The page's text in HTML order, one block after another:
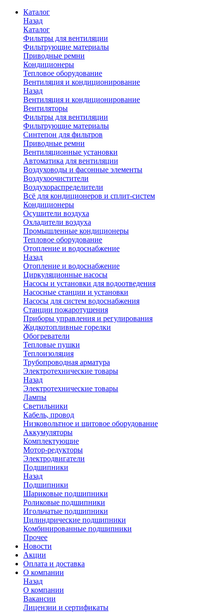
Каталог
Назад
Каталог
Фильтры для вентиляции
Фильтрующие материалы
Приводные ремни
Кондиционеры
Тепловое оборудование
Вентиляция и кондиционирование
Назад
Вентиляция и кондиционирование
Вентиляторы
Фильтры для вентиляции
Фильтрующие материалы
Синтепон для фильтров
Приводные ремни
Вентиляционные установки
Автоматика для вентиляции
Воздуховоды и фасонные элементы
Воздухоочистители
Воздухораспределители
Всё для кондиционеров и сплит-систем
Кондиционеры
Осушители воздуха
Охладители воздуха
Промышленные кондиционеры
Тепловое оборудование
Отопление и водоснабжение
Назад
Отопление и водоснабжение
Циркуляционные насосы
Насосы и установки для водоотведения
Насосные станции и установки
Насосы для систем водоснабжения
Станции пожаротушения
Приборы управления и регулирования
Жидкотопливные горелки
Обогреватели
Тепловые пушки
Теплоизоляция
Трубопроводная арматура
Электротехнические товары
Назад
Электротехнические товары
Лампы
Светильники
Кабель, провод
Низковольтное и щитовое оборудование
Аккумуляторы
Комплектующие
Мотор-редукторы
Электродвигатели
Подшипники
Назад
Подшипники
Шариковые подшипники
Роликовые подшипники
Игольчатые подшипники
Цилиндрические подшипники
Комбинированные подшипники
Прочее
Новости
Акции
Оплата и доставка
О компании
Назад
О компании
Вакансии
Лицензии и сертификаты